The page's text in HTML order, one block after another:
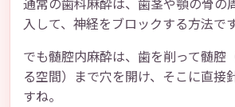
入して、神経をブロックする方法で
でも髄腔内麻酔は、歯を削って髄腔
る空間）まで穴を開け、そこに直接
すね。